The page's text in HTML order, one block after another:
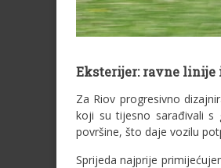
Eksterijer: ravne linije
Za Riov progresivno
koji su tijesno sarađivali s
površine, što daje vozilu
Sprijeda najprije